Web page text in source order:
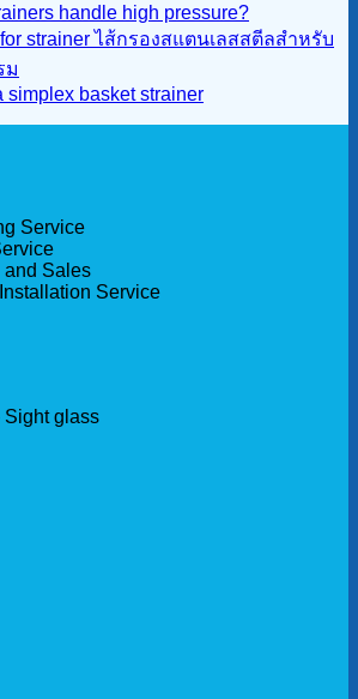
handle high pressure?
strainer ไส้กรองสแตนเลสสตีลสำหรับ
ม
simplex basket strainer
Service
and Sales
Service
Sight glass